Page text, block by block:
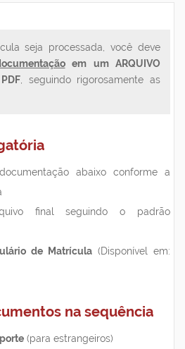
seja processada, você deve
em um ARQUIVO
, seguindo rigorosamente as
abaixo conforme a
final seguindo o padrão
de Matrícula (Disponível em:
na sequência
(para estrangeiros)